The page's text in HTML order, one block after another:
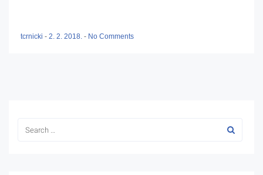
tcrnicki - 2. 2. 2018. - No Comments